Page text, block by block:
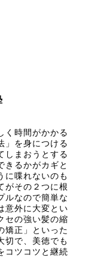
く時間がかかる
」を身につける
しまおうとする
きるかがカギと
に喋れないのも
がその２つに根
ルなので簡単な
意外に大変とい
セの強い髪の縮
矯正」といった
切で、美徳でも
コツコツと継続